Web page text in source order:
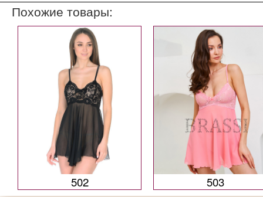
Похожие товары:
502 503